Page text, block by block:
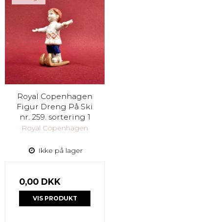
Royal Copenhagen
Figur Dreng På Ski
nr. 259. sortering 1
Royal Copenhagen
Ikke på lager
0,00 DKK
VIS PRODUKT